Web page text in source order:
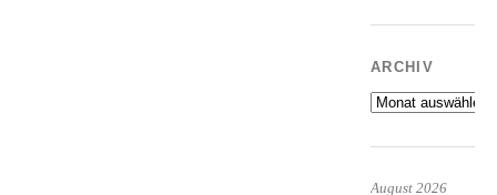
ARCHIV
Archiv
August 2026